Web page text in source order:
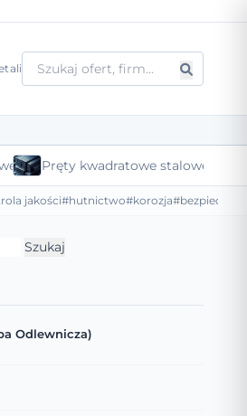
Pręty kwadratowe stalowe
jakości#hutnictwo#korozja
Odlewnicza)